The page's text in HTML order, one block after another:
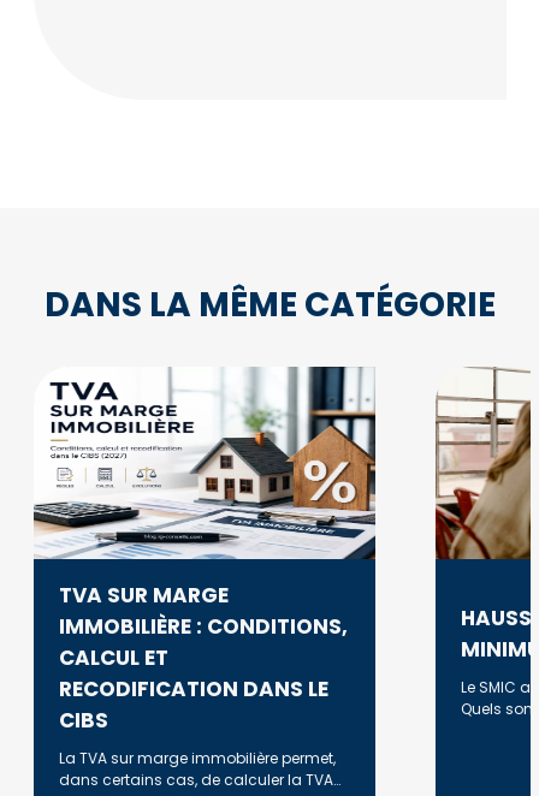
DANS LA MÊME CATÉGORIE
TVA SUR MARGE
IMMOBILIÈRE : CONDITIONS,
CALCUL ET
RECODIFICATION DANS LE
CIBS
La TVA sur marge immobilière permet,
dans certains cas, de calculer la TVA
Le SMIC a
Quels